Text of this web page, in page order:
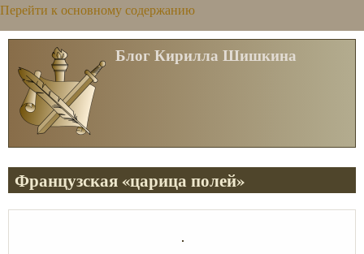
Перейти к основному содержанию
Блог Кирилла Шишкина
Французская «царица полей»